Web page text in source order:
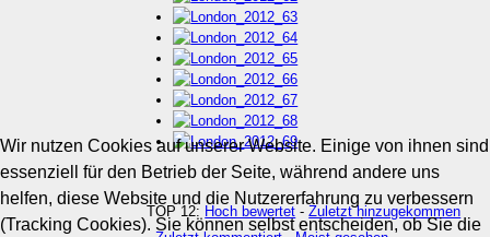
TOP 12: Hoch bewertet -Zuletzt hinzugekommen
Wir nutzen Cookies auf unserer Website. Einige von ihnen sind
essenziell für den Betrieb der Seite, während andere uns
helfen, diese Website und die Nutzererfahrung zu verbessern
(Tracking Cookies). Sie können selbst entscheiden, ob Sie die